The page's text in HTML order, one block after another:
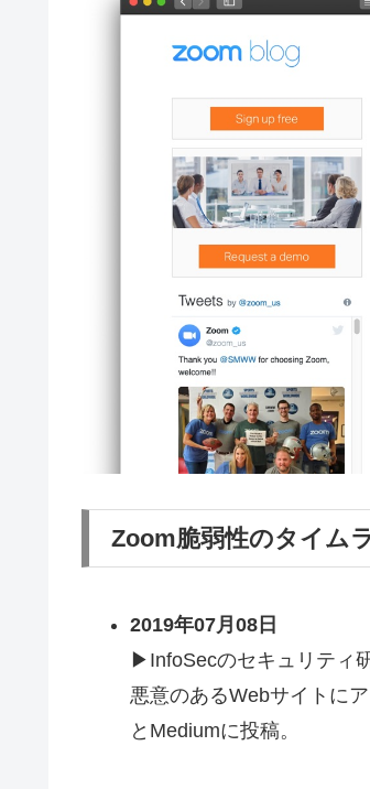
Zoom脆弱性のタイム
2019年07月08日
▶InfoSecのセキュリティ
悪意のあるWebサイトに
とMediumに投稿。